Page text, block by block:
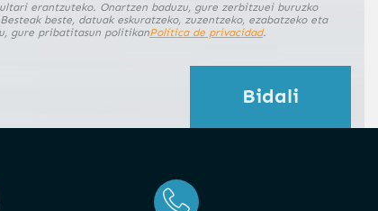
erantzuteko. Onartzen baduzu, gure zerbitzuei buruzko
beste, datuak eskuratzeko, zuzentzeko, ezabatzeko eta
gure pribatitasun politikanPolítica de privacidad.
Bidali